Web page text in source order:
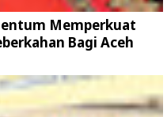
Memperkuat
Bagi Aceh